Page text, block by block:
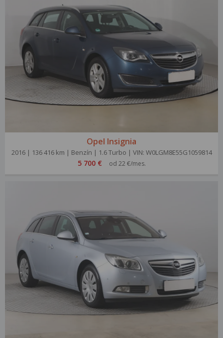
Opel Insignia
2016 | 136 416 km | Benzín | 1.6 Turbo | VIN: W0LGM8E55G1059814
5 700 € od 22 €/mes.